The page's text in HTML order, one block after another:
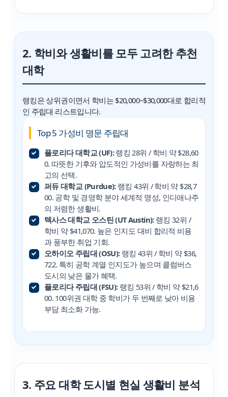
2. 학비와 생활비를 모두 고려한 추천
대학
랭킹은 상위권이면서 학비는 $20,000~$30,000대로 합리적
인 주립대 리스트입니다.
Top 5 가성비 명문 주립대
플로리다 대학교 (UF):랭킹 28위 / 학비 약 $28,60
0. 따뜻한 기후와 압도적인 가성비를 자랑하는 최
고의 선택.
퍼듀 대학교 (Purdue):랭킹 43위 / 학비 약 $28,7
00. 공학 및 경영학 분야 세계적 명성, 인디애나주
의 저렴한 생활비.
텍사스 대학교 오스틴 (UT Austin):랭킹 32위 /
학비 약 $41,070. 높은 인지도 대비 합리적 비용
과 풍부한 취업 기회.
오하이오 주립대 (OSU):랭킹 43위 / 학비 약 $36,
722. 특히 공학 계열 인지도가 높으며 콜럼버스
도시의 낮은 물가 혜택.
플로리다 주립대 (FSU):랭킹 53위 / 학비 약 $21,6
00. 100위권 대학 중 학비가 두 번째로 낮아 비용
부담 최소화 가능.
3. 주요 대학 도시별 현실 생활비 분석